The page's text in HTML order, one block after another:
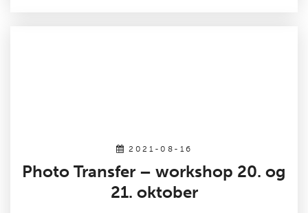
2021-08-16
Photo Transfer – workshop 20. og
21. oktober